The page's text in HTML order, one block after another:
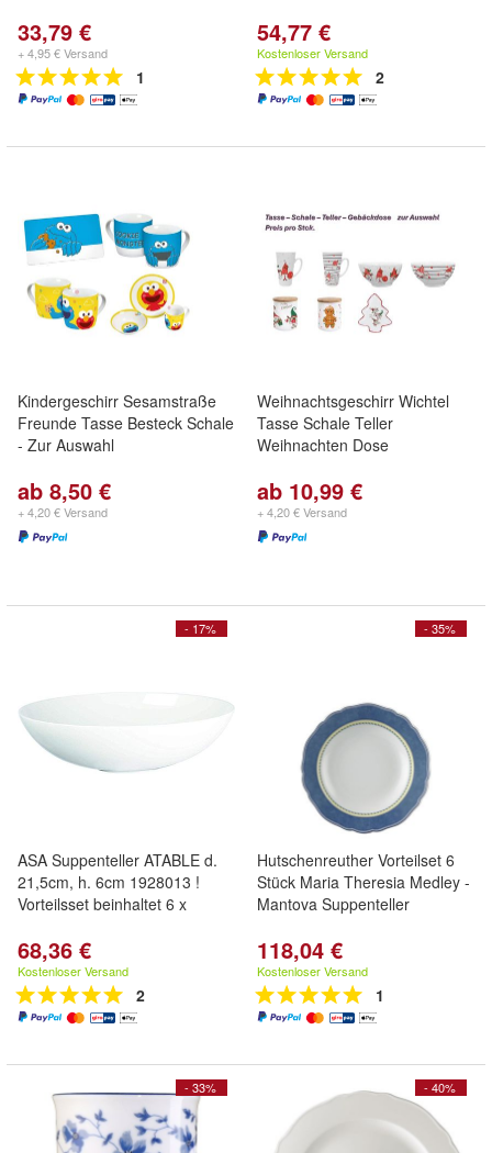
33,79 €
+ 4,95 € Versand
1
54,77 €
Kostenloser Versand
2
Kindergeschirr Sesamstraße
Freunde Tasse Besteck Schale
- Zur Auswahl
ab 8,50 €
+ 4,20 € Versand
Weihnachtsgeschirr Wichtel
Tasse Schale Teller
Weihnachten Dose
ab 10,99 €
+ 4,20 € Versand
- 17%
ASA Suppenteller ATABLE d.
21,5cm, h. 6cm 1928013 !
Vorteilsset beinhaltet 6 x
68,36 €
Kostenloser Versand
2
- 35%
Hutschenreuther Vorteilset 6
Stück Maria Theresia Medley -
Mantova Suppenteller
118,04 €
Kostenloser Versand
1
- 33% - 40%